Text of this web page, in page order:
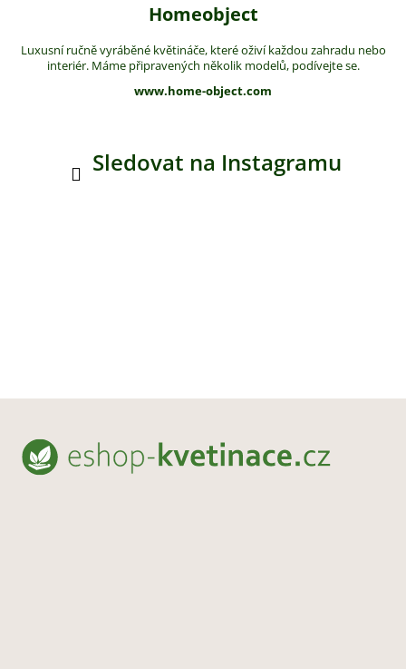
Homeobject
Luxusní ručně vyráběné květináče, které oživí každou zahradu nebo
interiér. Máme připravených několik modelů, podívejte se.
www.home-object.com
Sledovat na Instagramu
Z